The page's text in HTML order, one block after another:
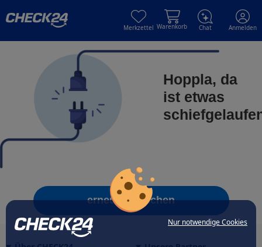
Nur notwendige Cookies
Merkzettel Warenkorb Chat Anmelden
Hoppla, da
ist etwas
erneut versuchen